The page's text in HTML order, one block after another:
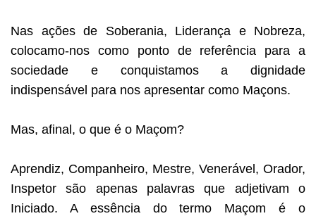
Nas ações de Soberania, Liderança e Nobreza,
colocamo-nos como ponto de referência para a
sociedade e conquistamos a dignidade
indispensável para nos apresentar como Maçons.
Mas, afinal, o que é o Maçom?
Aprendiz, Companheiro, Mestre, Venerável, Orador,
Inspetor são apenas palavras que adjetivam o
Iniciado. A essência do termo Maçom é o